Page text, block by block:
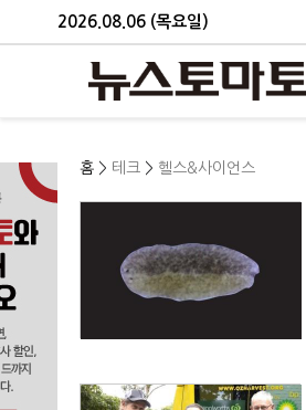
2026.08.06 (목요일)
홈 > 테크 > 헬스&사이언스